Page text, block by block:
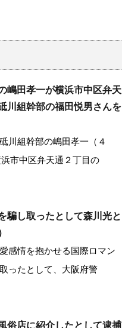
嶋田孝一が横浜市中区弁天
川組幹部の福田悦男さんを
川組幹部の嶋田孝一（４
市中区弁天通２丁目の
騙し取ったとして森川光と
感情を抱かせる国際ロマン
ったとして、大阪府警
俗店に紹介したとして逮捕